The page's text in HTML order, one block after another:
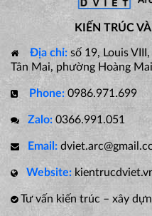
KIẾN TRÚC
Địa chỉ: số 19, Louis
Tân Mai, phường Hoàng
Phone: 0986.971.699
Zalo: 0366.991.051
Email:
Website:
Tư vấn kiến trúc – xây